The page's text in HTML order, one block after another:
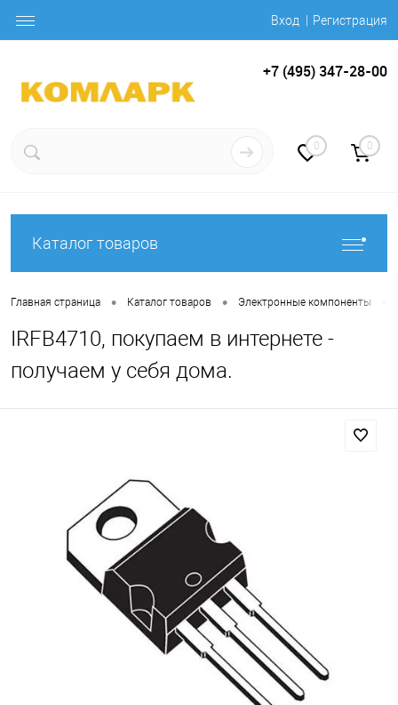
Вход Регистрация
+7 (495) 347-28-00
0 0
Каталог товаров
Главная страница • Каталог товаров • Электронные компоненты
IRFB4710, покупаем в интернете -
получаем у себя дома.